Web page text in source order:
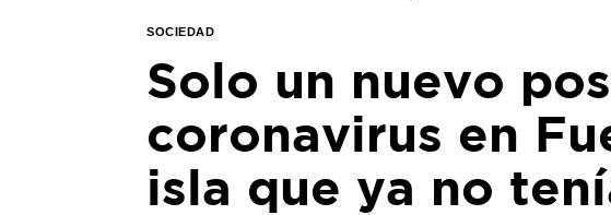
SOCIEDAD
Solo un nuevo
coronavirus en
isla que ya no